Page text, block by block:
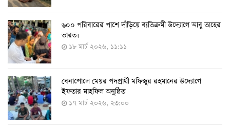
দেশে তৈরি হলো করোনা শনাক্তের কিট
৮ আগস্ট ২০২২, ১৩:০৯
দেশেই তৈরি হলো করোনা পরীক্ষার কিট, সময় লাগবে ৪-৫
ঘণ্টা
৭ আগস্ট ২০২২, ১৪:০৩
৬০০ পরিবারের পাশে দাঁড়িয়ে ব্যতিক্রমী উদ্যোগে আবু তাহের
ভারত।
১৮ মার্চ ২০২৬, ১১:১১
বেনাপোলে মেয়র পদপ্রার্থী মফিজুর রহমানের উদ্যোগে
ইফতার মাহফিল অনুষ্ঠিত
১৭ মার্চ ২০২৬, ২৩:০০